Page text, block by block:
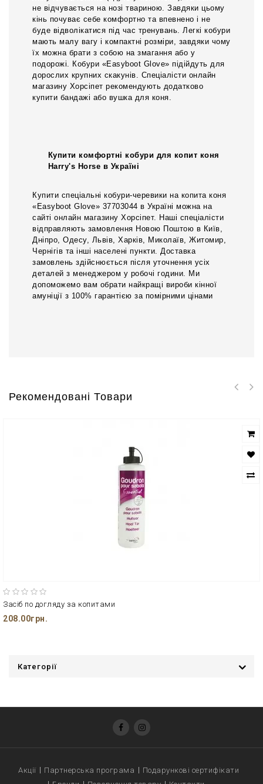
не відчувається на нозі твариною. Завдяки цьому
кінь почуває себе комфортно та впевнено і не
буде відволікатися під час тренувань. Легкі кобури
мають малу вагу і компактні розміри, завдяки чому
їх можна брати з собою на змагання або у
подорожі. Кобури «Easyboot Glove» підійдуть для
дорослих крупних скакунів. Спеціалісти онлайн
магазину Хорсіпет рекомендують додатково
купити бандажі або вушка для коня.
Купити комфортні кобури для копит коня
Harry's Horse в Україні
Купити спеціальні кобури-черевики на копита коня
«Easyboot Glove» 37703044 в Україні можна на
сайті онлайн магазину Хорсіпет. Наші спеціалісти
відправляють замовлення Новою Поштою в Київ,
Дніпро, Одесу, Львів, Харків, Миколаїв, Житомир,
Чернігів та інші населені пункти. Доставка
замовлень здійснюється після уточнення усіх
деталей з менеджером у робочі години. Ми
допоможемо вам обрати найкращі вироби кінної
амуніції з 100% гарантією за помірними цінами
Рекомендовані Товари
Засіб по догляду за копитами
208.00грн.
Категорії
Акції Партнерська програма
Подарункові сертифікати